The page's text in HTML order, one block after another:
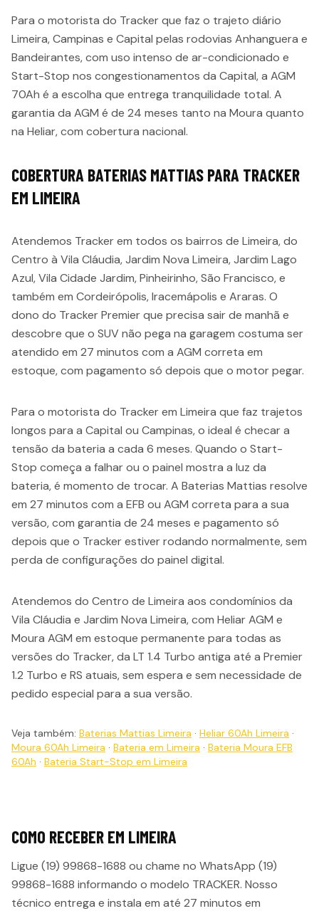
Para o motorista do Tracker que faz o trajeto diário
Limeira, Campinas e Capital pelas rodovias Anhanguera e
Bandeirantes, com uso intenso de ar-condicionado e
Start-Stop nos congestionamentos da Capital, a AGM
70Ah é a escolha que entrega tranquilidade total. A
garantia da AGM é de 24 meses tanto na Moura quanto
na Heliar, com cobertura nacional.
COBERTURA BATERIAS MATTIAS PARA TRACKER
EM LIMEIRA
Atendemos Tracker em todos os bairros de Limeira, do
Centro à Vila Cláudia, Jardim Nova Limeira, Jardim Lago
Azul, Vila Cidade Jardim, Pinheirinho, São Francisco, e
também em Cordeirópolis, Iracemápolis e Araras. O
dono do Tracker Premier que precisa sair de manhã e
descobre que o SUV não pega na garagem costuma ser
atendido em 27 minutos com a AGM correta em
estoque, com pagamento só depois que o motor pegar.
Para o motorista do Tracker em Limeira que faz trajetos
longos para a Capital ou Campinas, o ideal é checar a
tensão da bateria a cada 6 meses. Quando o Start-
Stop começa a falhar ou o painel mostra a luz da
bateria, é momento de trocar. A Baterias Mattias resolve
em 27 minutos com a EFB ou AGM correta para a sua
versão, com garantia de 24 meses e pagamento só
depois que o Tracker estiver rodando normalmente, sem
perda de configurações do painel digital.
Atendemos do Centro de Limeira aos condomínios da
Vila Cláudia e Jardim Nova Limeira, com Heliar AGM e
Moura AGM em estoque permanente para todas as
versões do Tracker, da LT 1.4 Turbo antiga até a Premier
1.2 Turbo e RS atuais, sem espera e sem necessidade de
pedido especial para a sua versão.
Veja também: Baterias Mattias Limeira · Heliar 60Ah Limeira ·
Moura 60Ah Limeira · Bateria em Limeira · Bateria Moura EFB
60Ah · Bateria Start-Stop em Limeira
COMO RECEBER EM LIMEIRA
Ligue (19) 99868-1688 ou chame no WhatsApp (19)
99868-1688 informando o modelo TRACKER. Nosso
técnico entrega e instala em até 27 minutos em